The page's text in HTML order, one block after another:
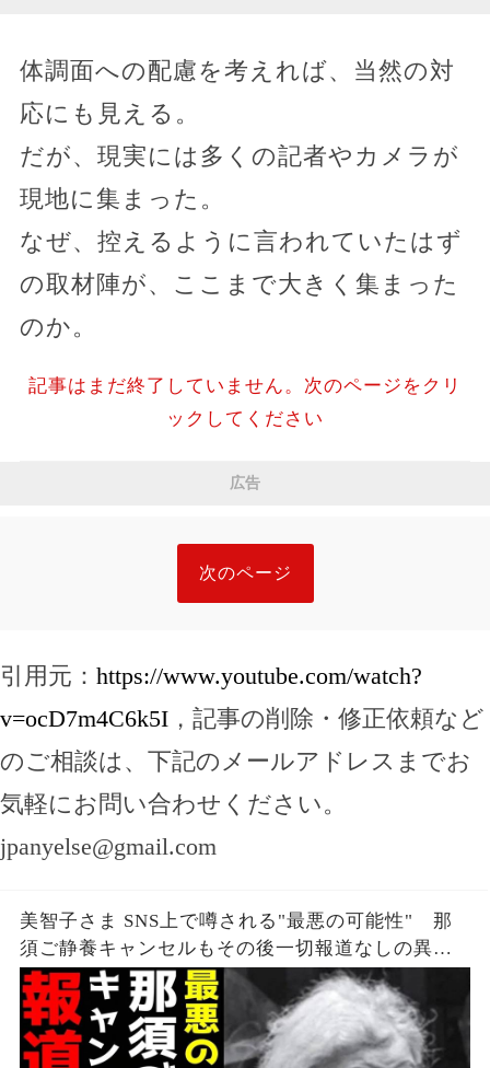
体調面への配慮を考えれば、当然の対
応にも見える。
だが、現実には多くの記者やカメラが
現地に集まった。
なぜ、控えるように言われていたはず
の取材陣が、ここまで大きく集まった
のか。
記事はまだ終了していません。次のページをクリ
ックしてください
広告
次のページ
引用元： https://www.youtube.com/watch?
v=ocD7m4C6k5I ，記事の削除・修正依頼など
のご相談は、下記のメールアドレスまでお
気軽にお問い合わせください。
jpanyelse@gmail.com
美智子さま SNS上で噂される"最悪の可能性" 那
須ご静養キャンセルもその後一切報道なしの異常
事態